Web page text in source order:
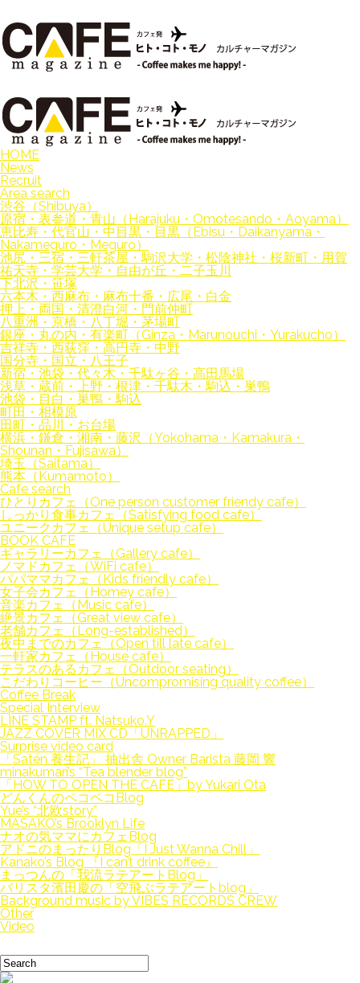
HOME
News
Recruit
Area search
渋谷（Shibuya）
原宿・表参道・青山（Harajuku・Omotesando・Aoyama）
恵比寿・代官山・中目黒・目黒（Ebisu・Daikanyama・
Nakameguro・Meguro）
池尻・三宿・三軒茶屋・駒沢大学・松陰神社・桜新町・用賀
祐天寺・学芸大学・自由が丘・二子玉川
下北沢・笹塚
六本木・西麻布・麻布十番・広尾・白金
押上・両国・清澄白河・門前仲町
八重洲・京橋・八丁堀・茅場町
銀座・丸の内・有楽町（Ginza・Marunouchi・Yurakucho）
吉祥寺・西荻窪・高円寺・中野
国分寺・国立・八王子
新宿・池袋・代々木・千駄ヶ谷・高田馬場
浅草・蔵前・上野・根津・千駄木・駒込・巣鴨
池袋・目白・巣鴨・駒込
町田・相模原
田町・品川・お台場
横浜・鎌倉・湘南・藤沢（Yokohama・Kamakura・
Shounan・Fujisawa）
埼玉（Saitama）
熊本（Kumamoto）
Cafe search
ひとりカフェ（One person customer friendy cafe）
しっかり食事カフェ（Satisfying food cafe）
ユニークカフェ（Unique setup cafe）
BOOK CAFE
ギャラリーカフェ（Gallery cafe）
ノマドカフェ（WiFi cafe）
パパママカフェ（Kids friendly cafe）
女子会カフェ（Homey cafe）
音楽カフェ（Music cafe）
絶景カフェ（Great view cafe）
老舗カフェ（Long-established）
夜中までのカフェ（Open till late cafe）
一軒家カフェ（House cafe）
テラスのあるカフェ（Outdoor seating）
こだわりコーヒー（Uncompromising quality coffee）
Coffee Break
Special Interview
LINE STAMP ft. Natsuko.Y
JAZZ COVER MIX CD「UNRAPPED」
Surprise video card
「Satén 養生記」 抽出舎 Owner Barista 藤岡 響
minakumari’s “Tea blender blog”
「HOW TO OPEN THE CAFE」by Yukari Ota
どんくんのペコペコBlog
Yue’s “北欧story”
MASAKO’s Brooklyn Life
ナオの気ママにカフェBlog
アドニのまったりBlog「I Just Wanna Chill」
Kanako’s Blog 『I can’t drink coffee』
まっつんの「我流ラテアートBlog」
バリスタ濱田慶の「空飛ぶラテアートblog」
Background music by VIBES RECORDS CREW
Other
Video